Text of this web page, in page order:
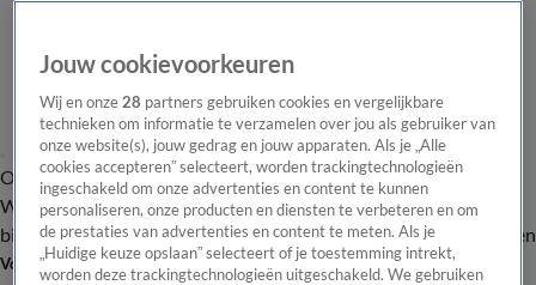
Overzicht Onze programma's Uitzendingen Onze gezichten
In de
WandelgangenInterviewsUitzending
bijwonenPodcastShopVeelgestelde vragenKijkersvraag insturen
Volg Vandaag Inside
Jouw cookievoorkeuren
Wij en onze28 partners gebruiken cookies en vergelijkbare
technieken om informatie te verzamelen over jou als gebruiker van
onze website(s), jouw gedrag en jouw apparaten. Als je „Alle
cookies accepteren” selecteert, worden trackingtechnologieën
ingeschakeld om onze advertenties en content te kunnen
personaliseren, onze producten en diensten te verbeteren en om
de prestaties van advertenties en content te meten. Als je
„Huidige keuze opslaan” selecteert of je toestemming intrekt,
worden deze trackingtechnologieën uitgeschakeld. We gebruiken